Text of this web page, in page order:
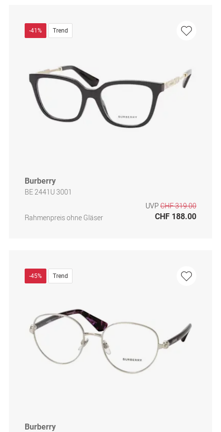
-41% Trend
Burberry
BE 2441U 3001
Rahmenpreis ohne Gläser
UVP CHF 319.00
CHF 188.00
-45% Trend
Burberry